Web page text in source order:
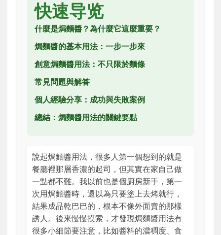
快速导览
什麼是焗麵醬？為什麼它這麼重要？
焗麵醬的基本用法：一步一步來
創意焗麵醬用法：不只限於麵條
常見問題與解答
個人經驗分享：成功與失敗案例
總結：焗麵醬用法的關鍵要點
說起焗麵醬用法，很多人第一個想到的就是
餐廳裡那層香濃的起司，但其實在家自己做
一點都不難。我以前也是個廚房新手，第一
次用焗麵醬時，還以為只要塗上去烤就行，
結果成品乾巴巴的，根本不像外面賣的那樣
誘人。後來慢慢摸索，才發現焗麵醬用法有
很多小細節要注意，比如醬料的濃稠度、食